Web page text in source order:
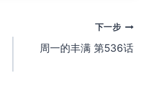
下一步
周一的丰满 第536话